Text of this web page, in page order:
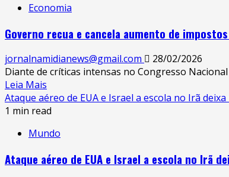
Economia
Governo recua e cancela aumento de
jornalnamidianews@gmail.com
28/02/2026
Diante de críticas intensas no Congresso
Leia Mais
more
about
recua
cancela
Ataque aéreo de EUA e Israel a escola no Irã
1 min read
Mundo
Ataque aéreo de EUA e Israel a escola no Irã